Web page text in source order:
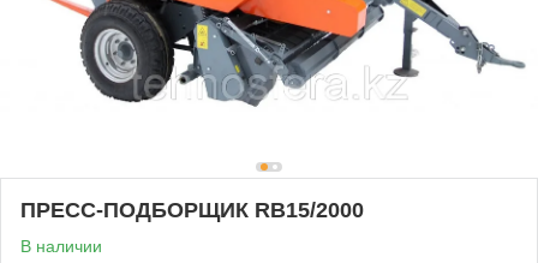
ПРЕСС-ПОДБОРЩИК RB15/2000
В наличии